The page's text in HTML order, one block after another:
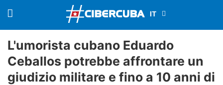
L'umorista cubano Eduardo
Ceballos potrebbe affrontare un
giudizio militare e fino a 10 anni di